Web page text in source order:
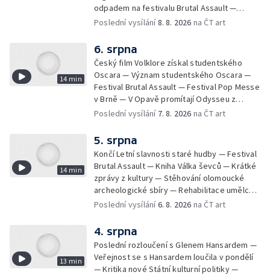
odpadem na festivalu Brutal Assault —
Koncert Marka Ztraceného na Letenské pláni
Poslední vysílání8. 8. 2026 na ČT art
14 min
6. srpna
Český film Volklore získal studentského
Oscara — Význam studentského Oscara —
Festival Brutal Assault — Festival Pop Messe
v Brně — V Opavě promítají Odysseu z
filmového pásu
Poslední vysílání 7. 8. 2026 na ČT art
14 min
5. srpna
Končí Letní slavnosti staré hudby — Festival
Brutal Assault — Kniha Válka ševců — Krátké
zprávy z kultury — Stěhování olomoucké
archeologické sbíry — Rehabilitace umělce
Milana Knížáka — Trailer na film Osamělý vlk
Poslední vysílání6. 8. 2026 na ČT art
13 min
4. srpna
Poslední rozloučení s Glenem Hansardem —
Veřejnost se s Hansardem loučila v pondělí
— Kritika nové Státní kulturní politiky —